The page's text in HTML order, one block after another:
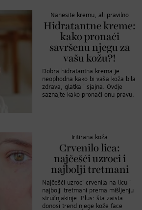
Nanesite kremu, ali pravilno
Hidratantne kreme:
kako pronaći
savršenu njegu za
vašu kožu?!
Dobra hidratantna krema je
neophodna kako bi vaša koža bila
zdrava, glatka i sjajna. Ovdje
saznajte kako pronaći onu pravu.
Iritirana koža
Crvenilo lica:
najčešći uzroci i
najbolji tretmani
Najčešći uzroci crvenila na licu i
najbolji tretmani prema mišljenju
stručnjakinje. Plus: šta zaista
donosi trend njege kože face